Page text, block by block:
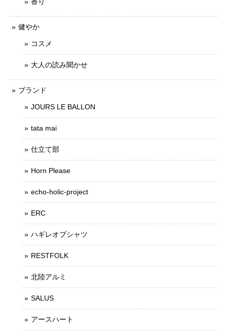
香り
健やか
コスメ
大人の読み聞かせ
ブランド
JOURS LE BALLON
tata mai
仕立て部
Horn Please
echo-holic-project
ERC
ハギレオブシャツ
RESTFOLK
北陸アルミ
SALUS
アースハート